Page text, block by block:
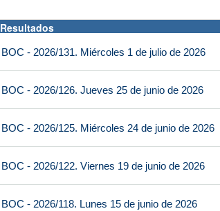
Resultados
BOC - 2026/131. Miércoles 1 de julio de 2026
BOC - 2026/126. Jueves 25 de junio de 2026
BOC - 2026/125. Miércoles 24 de junio de 2026
BOC - 2026/122. Viernes 19 de junio de 2026
BOC - 2026/118. Lunes 15 de junio de 2026